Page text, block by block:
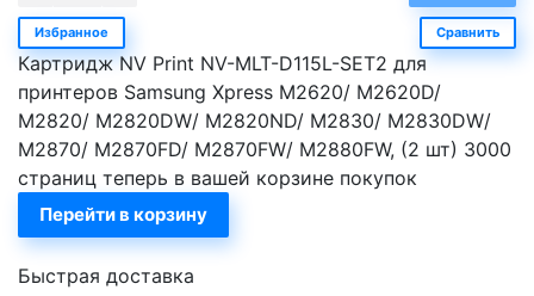
Избранное Сравнить
Картридж NV Print NV-MLT-D115L-SET2 для
принтеров Samsung Xpress M2620/ M2620D/
M2820/ M2820DW/ M2820ND/ M2830/ M2830DW/
M2870/ M2870FD/ M2870FW/ M2880FW, (2 шт) 3000
страниц теперь в вашей корзине покупок
Перейти в корзину
Быстрая доставка